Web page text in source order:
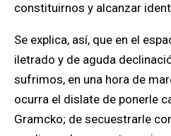
constituirnos y alcanzar
Se explica, así, que en el espacio de despotismo
iletrado y de aguda
sufrimos, en una hora de
ocurra el dislate de ponerle
Gramcko; de secuestrarle